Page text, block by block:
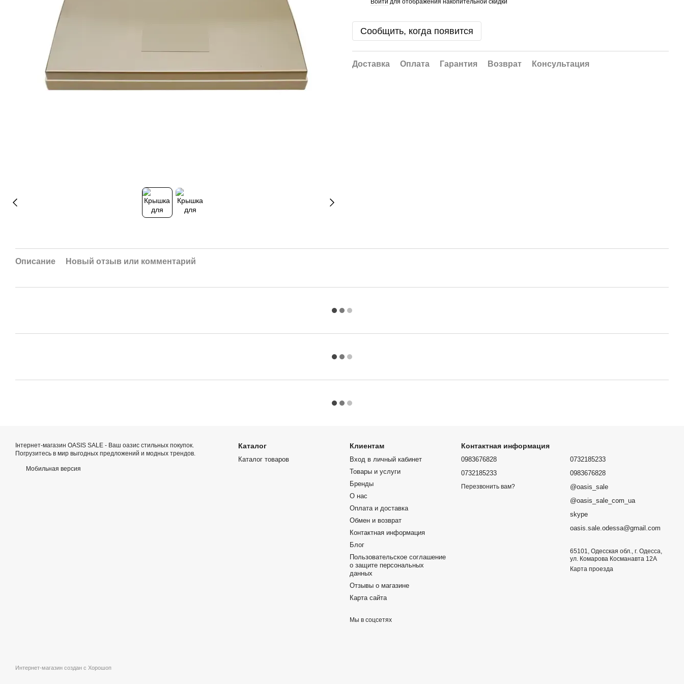
Сообщить, когда появится
Доставка Оплата Гарантия Возврат Консультация
Описание Новый отзыв или комментарий
Інтернет-магазин OASIS SALE - Ваш оазис стильных покупок.
Погрузитесь в мир выгодных предложений и модных трендов.
Мобильная версия
Интернет-магазин создан с Хорошоп
Каталог
Каталог товаров
Клиентам
Вход в личный кабинет
Товары и услуги
Бренды
О нас
Оплата и доставка
Обмен и возврат
Контактная информация
Блог
Пользовательское соглашение
о защите персональных
данных
Отзывы о магазине
Карта сайта
Мы в соцсетях
Контактная информация
0983676828
0732185233
Перезвонить вам?
0732185233
0983676828
@oasis_sale
@oasis_sale_com_ua
skype
oasis.sale.odessa@gmail.com
65101, Одесская обл., г. Одесса,
ул. Комарова Косманавта 12А
Карта проезда